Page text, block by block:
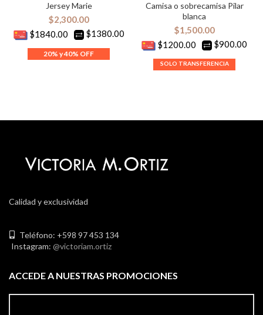
Jersey Marie
$2,300.00
$1840.00
$1380.00
Camisa o sobrecamisa Pilar
blanca
$1,500.00
$1200.00
$900.00
Calidad y exclusividad
Teléfono: +598 97 453 134
Instagram: @victoriam.ortiz
ACCEDE A NUESTRAS PROMOCIONES